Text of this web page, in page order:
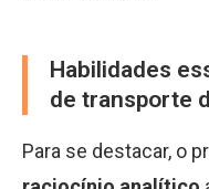
Habilidades
de transporte
Para se destacar, o